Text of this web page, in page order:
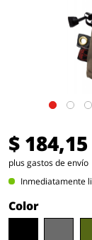
$ 184,15
plus gastos de envío
Inmediatamente
Color